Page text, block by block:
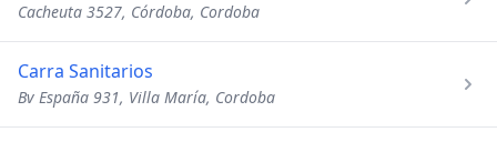
Cacheuta 3527, Córdoba, Cordoba
Carra Sanitarios
Bv España 931, Villa María, Cordoba